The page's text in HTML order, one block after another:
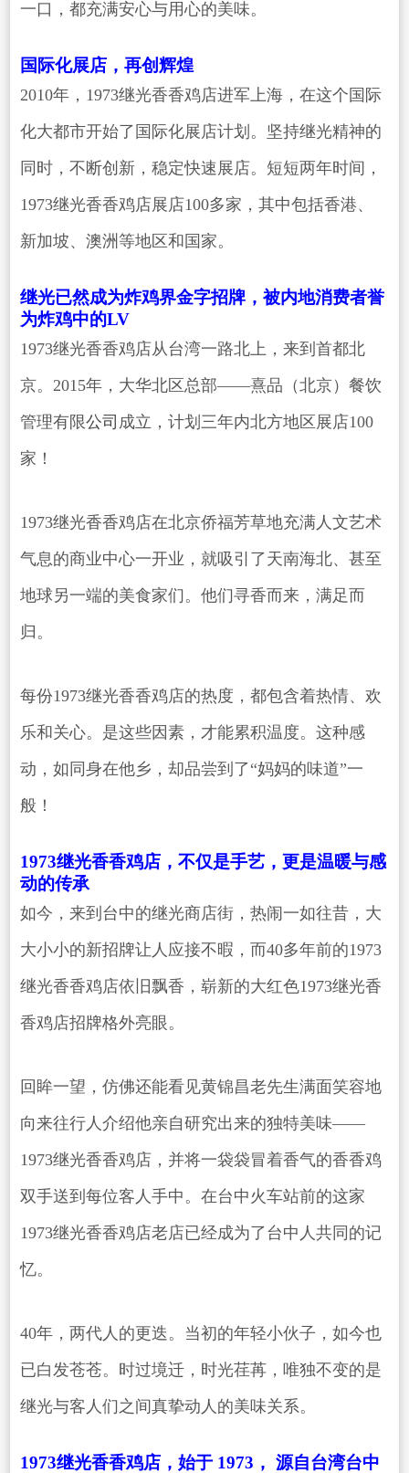
一口，都充满安心与用心的美味。
国际化展店，再创辉煌
2010年，1973继光香香鸡店进军上海，在这个国际
化大都市开始了国际化展店计划。坚持继光精神的
同时，不断创新，稳定快速展店。短短两年时间，
1973继光香香鸡店展店100多家，其中包括香港、
新加坡、澳洲等地区和国家。
继光已然成为炸鸡界金字招牌，被内地消费者誉
为炸鸡中的LV
1973继光香香鸡店从台湾一路北上，来到首都北
京。2015年，大华北区总部——熹品（北京）餐饮
管理有限公司 成立，计划三年内北方地区展店100
家！
1973继光香香鸡店在北京侨福芳草地充满人文艺术
气息的商业中心一开业，就吸引了天南海北、甚至
地球另一端的美食家们。他们寻香而来，满足而
归。
每份1973继光香香鸡店的热度，都包含着热情、欢
乐和关心。是这些因素，才能累积温度。这种感
动，如同身在他乡，却品尝到了“妈妈的味道”一
般！
1973继光香香鸡店，不仅是手艺，更是温暖与感
动的传承
如今，来到台中的继光商店街，热闹一如往昔，大
大小小的新招牌让人应接不暇，而40多年前的1973
继光香香鸡店依旧飘香，崭新的大红色1973继光香
香鸡店招牌格外亮眼。
回眸一望，仿佛还能看见黄锦昌老先生满面笑容地
向来往行人介绍他亲自研究出来的独特美味——
1973继光香香鸡店，并将一袋袋冒着香气的香香鸡
双手送到每位客人手中。在台中火车站前的这家
1973继光香香鸡店老店已经成为了台中人共同的记
忆。
40年，两代人的更迭。当初的年轻小伙子，如今也
已白发苍苍。时过境迁，时光荏苒，唯独不变的是
继光与客人们之间真挚动人的美味关系。
1973继光香香鸡店，始于 1973， 源自台湾台中